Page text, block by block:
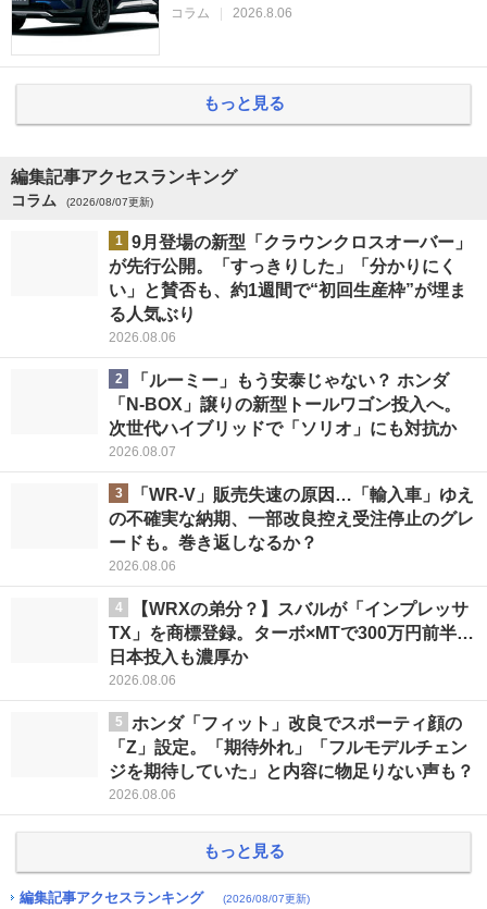
コラム | 2026.8.06
もっと見る
編集記事アクセスランキング
コラム (2026/08/07更新)
1
9月登場の新型「クラウンクロスオーバー」
が先行公開。「すっきりした」「分かりにく
い」と賛否も、約1週間で“初回生産枠”が埋ま
る人気ぶり
2026.08.06
2
「ルーミー」もう安泰じゃない？ ホンダ
「N-BOX」譲りの新型トールワゴン投入へ。
次世代ハイブリッドで「ソリオ」にも対抗か
2026.08.07
3
「WR-V」販売失速の原因…「輸入車」ゆえ
の不確実な納期、一部改良控え受注停止のグレ
ードも。巻き返しなるか？
2026.08.06
4
【WRXの弟分？】スバルが「インプレッサ
TX」を商標登録。ターボ×MTで300万円前半…
日本投入も濃厚か
2026.08.06
5
ホンダ「フィット」改良でスポーティ顔の
「Z」設定。「期待外れ」「フルモデルチェン
ジを期待していた」と内容に物足りない声も？
2026.08.06
もっと見る
編集記事アクセスランキング (2026/08/07更新)